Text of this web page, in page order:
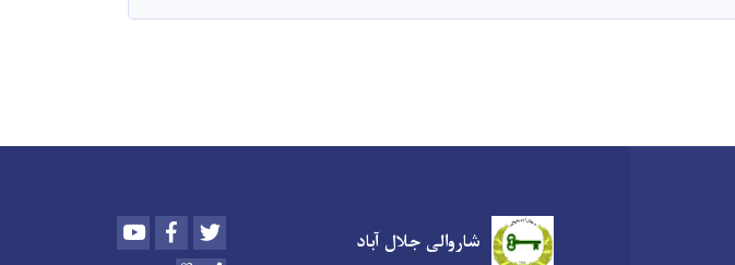
content
شاروالی جلال آباد Youtube Facebook